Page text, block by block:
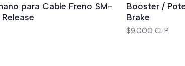
para Cable Freno SM-
Booster /
Brake
$9.000 CLP